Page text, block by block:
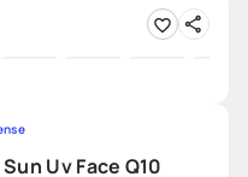
Uv Face Q10